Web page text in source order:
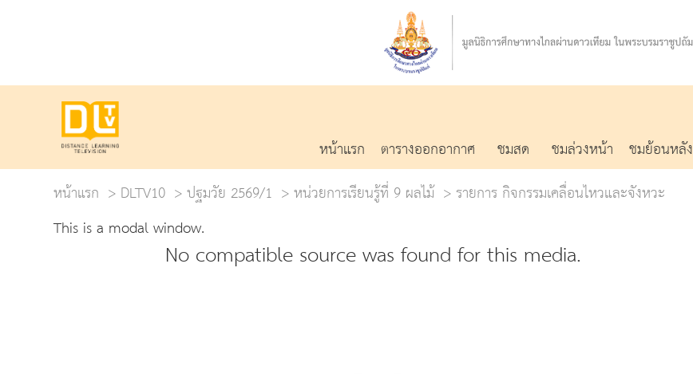
หน้าแรก ตารางออกอากาศ ชมสด ชมล่วงหน้า ชมย้อนหลัง
หน้าแรก
DLTV10 ปฐมวัย 2569/1 หน่วยการเรียนรู้ที่ 9 ผลไม้
รายการ กิจกรรมเคลื่อนไหวและจังหวะ
This is a modal window.
No compatible source was found for this media.